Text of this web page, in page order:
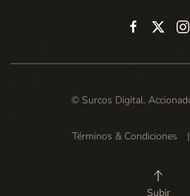
© Surcos Digital.
Términos & Condiciones
Subir